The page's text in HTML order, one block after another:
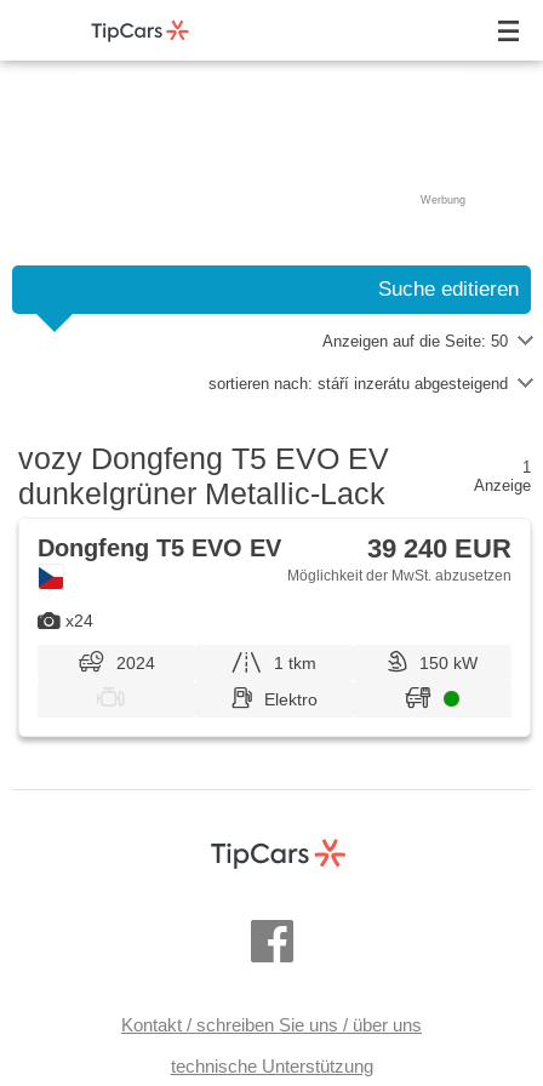
Werbung
Suche editieren
Anzeigen auf die Seite: 50
sortieren nach: stáří inzerátu abgesteigend
vozy Dongfeng T5 EVO EV
dunkelgrüner Metallic-Lack
1
Anzeige
x24
Dongfeng T5 EVO EV 39 240 EUR
Möglichkeit der MwSt. abzusetzen
2024 1 tkm
150 kW
Elektro
Kontakt / schreiben Sie uns / über uns
technische Unterstützung